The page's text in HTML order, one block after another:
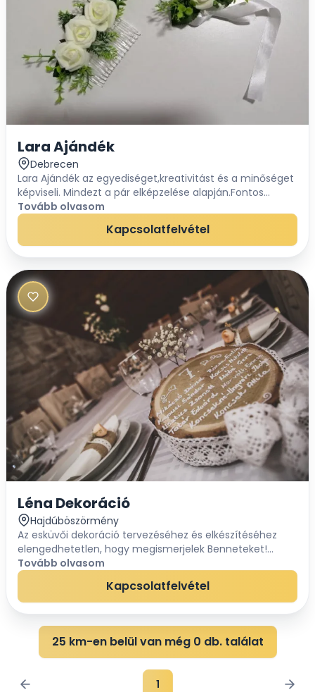
Lara Ajándék
Debrecen
Lara Ajándék az egyediséget,kreativitást és a minőséget
képviseli. Mindezt a pár elképzelése alapján.Fontos
számunkra,hogy egyes dekoracióban,csokorban,benne
legyen a személyesség.Hozott alapokkal...
Tovább olvasom
Kapcsolatfelvétel
Léna Dekoráció
Hajdúböszörmény
Az esküvői dekoráció tervezéséhez és elkészítéséhez
elengedhetetlen, hogy megismerjelek Benneteket!
:)Sohasem készítettem még két egyforma dekort, mert
minden Ifjúpár más és más....szerencsére!Leh...
Tovább olvasom
Kapcsolatfelvétel
25 km-en belül van még 0 db. találat
1